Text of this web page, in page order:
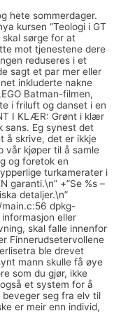
hete sommerdager.
kursen “Teologi i GT
skal sørge for at
mot tjenestene dere
reduseres i et
sagt et par mer eller
inkluderte nakne
Batman-filmen,
i friluft og danset i en
I KLÆR: Grønt i klær
sans. Eg synest det
å skrive, det er ikkje
vår kjøper til å samle
og foretok en
turkamerater i
garanti.\n” +”Se %s –
detaljer.\n”
dpkg-
eller
skal falle innenfor
Finnerudsetervollene
ble drevet
mann skulle få øye
som du gjør, ikke
et system for å
seg fra elv til
er meir enn individ,